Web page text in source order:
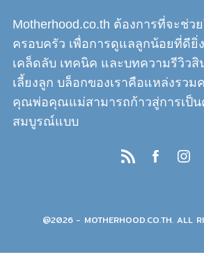
a
t
i
o
n
Motherhood.co.th ต้องการที่จะช่ว
ครอบครัว เพื่อการดูแลลูกน้อยที่ดียิ่
เคล็ดลับ เทคนิค และบทความรีวิวสิ
เลี้ยงลูก บล็อกของเราคือแหล่งรวม
คุณพ่อคุณแม่สามารถก้าวสู่การเป็น
สมบูรณ์แบบ
@2026 - MOTHERHOOD.CO.TH. ALL